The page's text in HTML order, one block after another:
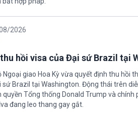
2026
hồi visa của Đại sứ Brazil tại
Ngoại giao Hoa Kỳ vừa quyết định thu hồi
sứ Brazil tại Washington. Động thái trên
quyền Tổng thống Donald Trump và
đang leo thang gay gắt.